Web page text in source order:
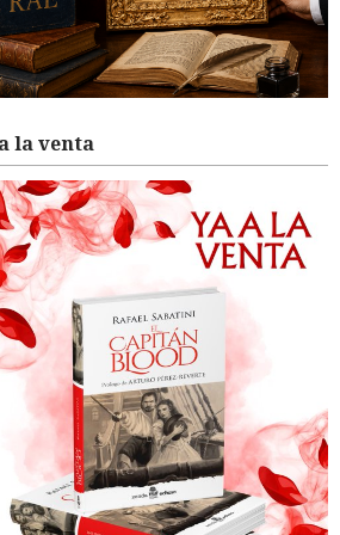
la venta